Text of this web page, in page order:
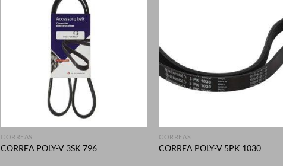
CORREAS
CORREA POLY-V 3SK 796
CORREAS
CORREA POLY-V 5PK 1030